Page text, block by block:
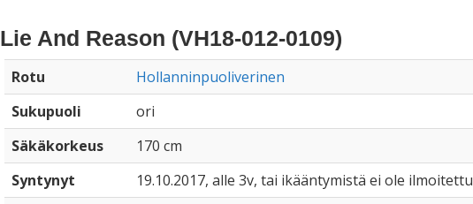
Lie And Reason (VH18-012-0109)
Rotu
Hollanninpuoliverinen
Sukupuoli
ori
Säkäkorkeus
170 cm
Syntynyt
19.10.2017, alle 3v, tai ikääntymistä ei ole ilmoitettu